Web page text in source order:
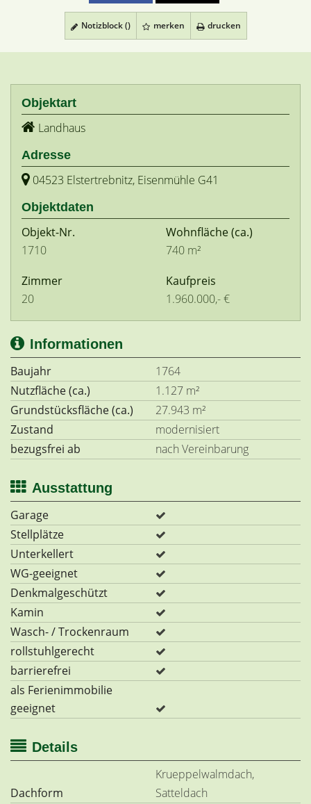
Notizblock () merken drucken
Objektart
Landhaus
Adresse
04523 Elstertrebnitz, Eisenmühle G41
Objektdaten
Objekt-Nr.
1710
Wohnfläche(ca.)
740 m²
Zimmer
20
Kaufpreis
1.960.000,- €
Informationen
Baujahr
1764
Nutzfläche (ca.)
1.127 m²
Grundstücksfläche (ca.)
27.943 m²
Zustand
modernisiert
bezugsfrei ab
nach Vereinbarung
Ausstattung
Garage
Stellplätze
Unterkellert
WG-geeignet
Denkmalgeschützt
Kamin
Wasch- / Trockenraum
rollstuhlgerecht
barrierefrei
als Ferienimmobilie
geeignet
Details
Dachform
Krueppelwalmdach,
Satteldach